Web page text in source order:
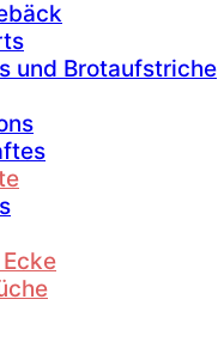
und Brotaufstriche